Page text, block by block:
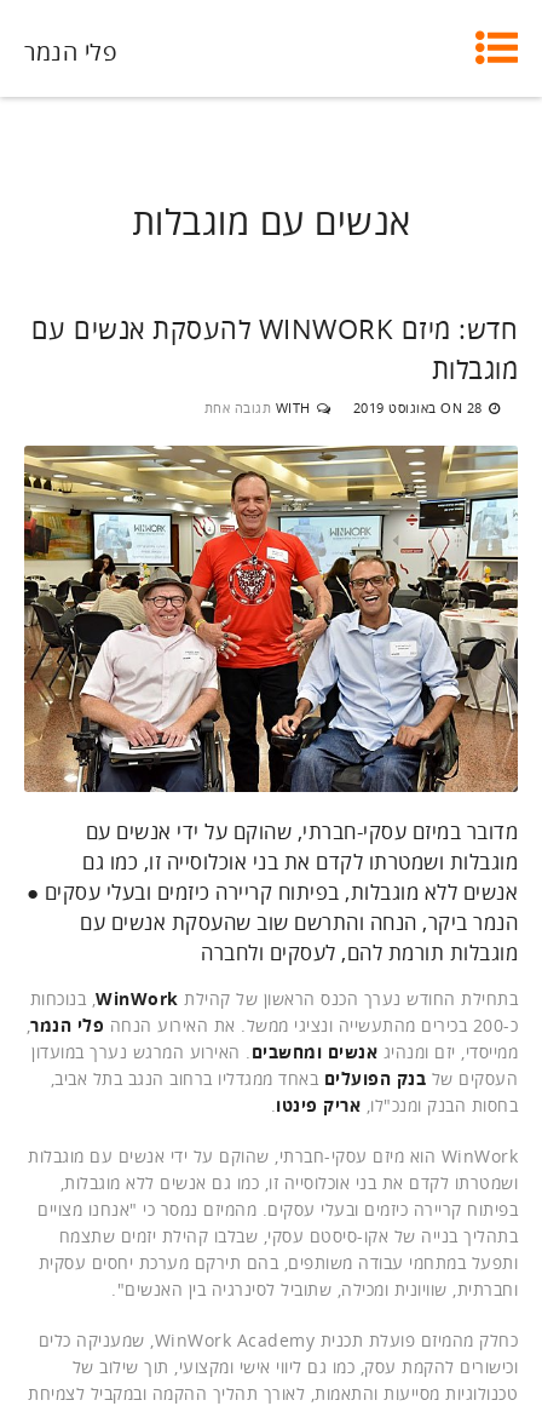
פלי הנמר
אנשים עם מוגבלות
חדש: מיזם WINWORK להעסקת אנשים עם
מוגבלות
ON 28 באוגוסט 2019 WITH תגובה אחת
מדובר במיזם עסקי-חברתי, שהוקם על ידי אנשים עם
מוגבלות ושמטרתו לקדם את בני אוכלוסייה זו, כמו גם
אנשים ללא מוגבלות, בפיתוח קריירה כיזמים ובעלי עסקים ●
הנמר ביקר, הנחה והתרשם שוב שהעסקת אנשים עם
מוגבלות תורמת להם, לעסקים ולחברה
בתחילת החודש נערך הכנס הראשון של קהילת WinWork , בנוכחות
כ-200 בכירים מהתעשייה ונציגי ממשל. את האירוע הנחה
פלי הנמר
ממייסדי, יזם ומנהיג אנשים ומחשבים . האירוע המרגש נערך במועדון
העסקים של בנק הפועלים באחד ממגדליו ברחוב הנגב בתל אביב,
בחסות הבנק ומנכ"לו, אריק פינטו
WinWork הוא מיזם עסקי-חברתי, שהוקם על ידי אנשים עם מוגבלות
ושמטרתו לקדם את בני אוכלוסייה זו, כמו גם אנשים ללא מוגבלות,
בפיתוח קריירה כיזמים ובעלי עסקים. מהמיזם נמסר כי "אנחנו מצויים
בתהליך בנייה של אקו-סיסטם עסקי, שבלבו קהילת יזמים שתצמח
ותפעל במתחמי עבודה משותפים, בהם תירקם מערכת יחסים עסקית
וחברתית, שוויונית ומכילה, שתוביל לסינרגיה בין האנשים".
כחלק מהמיזם פועלת תכנית WinWork Academy, שמעניקה כלים
וכישורים להקמת עסק, כמו גם ליווי אישי ומקצועי, תוך שילוב של
טכנולוגיות מסייעות והתאמות, לאורך תהליך ההקמה ובמקביל לצמיחת